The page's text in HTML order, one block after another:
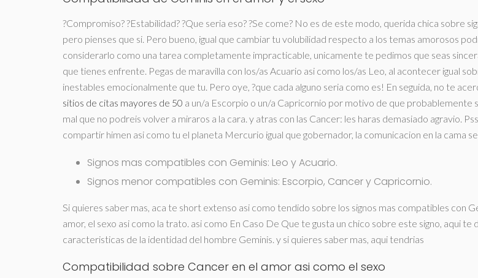
?Compromiso? ?Estabilidad? ?Que seri­a eso? ?Se come? No es de este modo, querida chica sobre
pero pienses que si. Pero bueno, igual que cambiar tu volubilidad respecto a los temas amorosos
considerarlo como una tarea completamente impracticable, unicamente te pedimos que seas
que tienes enfrente. Pegas de maravilla con los/as Acuario asi­ como los/as Leo, al acontecer igual
inestables emocionalmente que tu. Pero oye, ?que cada alguno seri­a como es! En seguida, no te
sitios de citas mayores de 50 a un/a Escorpio o un/a Capricornio por motivo de que probablemente
mal que no podreis volver a miraros a la cara. y atras con las Cancer: les haras demasiado agravio.
compartir himen asi­ como tu el planeta Mercurio igual que gobernador, la comunicacion en la cama
Signos mas compatibles con Geminis: Leo y Acuario.
Signos menor compatibles con Geminis: Escorpio, Cancer y Capricornio.
Si quieres saber mas, aca te short extenso asi­ como tendido sobre los signos mas compatibles con
amor, el sexo asi­ como la trato. asi­ como En Caso De Que te gusta un chico sobre este signo, aqui te
caracteristicas de la identidad del hombre Geminis. y si quieres saber mas, aqui tendri­as
Compatibilidad sobre Cancer en el amor asi­ como el sexo